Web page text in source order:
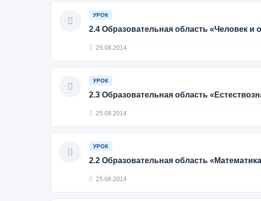
УРОК
2.4 Образовательная область «Человек и
25.08.2014
УРОК
2.3 Образовательная область
25.08.2014
УРОК
2.2 Образовательная область
25.08.2014